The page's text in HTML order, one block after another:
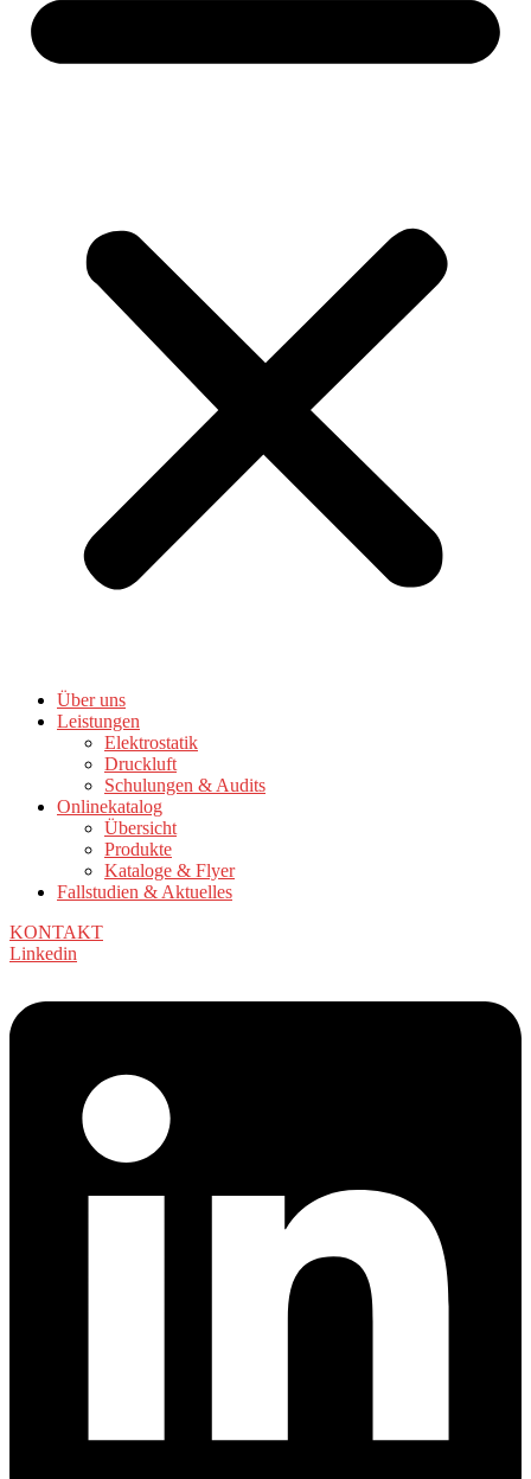
Über uns
Leistungen
Elektrostatik
Druckluft
Schulungen & Audits
Onlinekatalog
Übersicht
Produkte
Kataloge & Flyer
Fallstudien & Aktuelles
KONTAKT
Linkedin